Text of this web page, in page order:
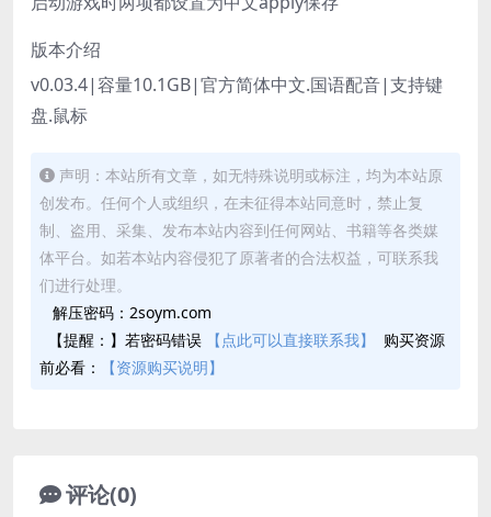
版本介绍
v0.03.4|容量10.1GB|官方简体中文.国语配音|支持键
盘.鼠标
声明：本站所有文章，如无特殊说明或标注，均为本站原
创发布。任何个人或组织，在未征得本站同意时，禁止复
制、盗用、采集、发布本站内容到任何网站、书籍等各类媒
体平台。如若本站内容侵犯了原著者的合法权益，可联系我
们进行处理。
解压密码：2soym.com
【提醒：】若密码错误
【点此可以直接联系我】
购买资源
前必看：
【资源购买说明】
评论(0)